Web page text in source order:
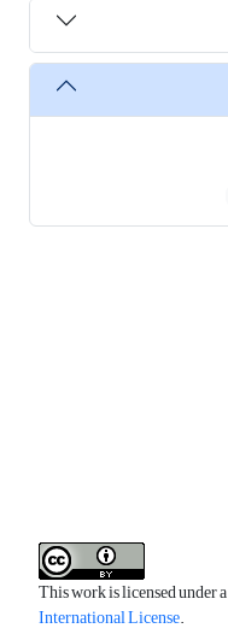
This work is licensed under a
International License.